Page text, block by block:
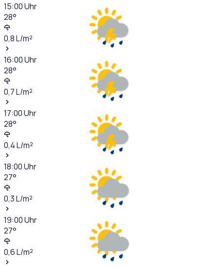
15:00Uhr
28°
0,8L/m²
16:00Uhr
28°
0,7L/m²
17:00Uhr
28°
0,4L/m²
18:00Uhr
27°
0,3L/m²
19:00Uhr
27°
0,6L/m²